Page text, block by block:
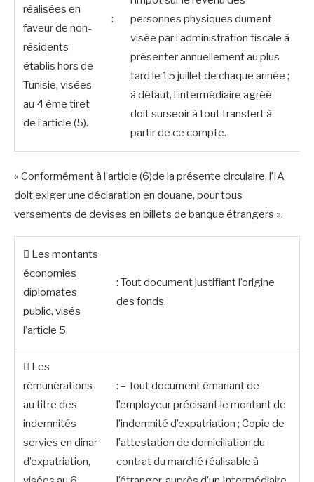
réalisées en
faveur de non-
résidents
établis hors de
Tunisie, visées
au 4 ème tiret
de l’article (5).
:
personnes physiques dument
visée par l’administration fiscale à
présenter annuellement au plus
tard le 15 juillet de chaque année ;
à défaut, l’intermédiaire agréé
doit surseoir à tout transfert à
partir de ce compte.
« Conformément à l’article (6)de la présente circulaire, l’IA
doit exiger une déclaration en douane, pour tous
versements de devises en billets de banque étrangers ».
 Les montants
économies
diplomates
public, visés
l’article 5.
: Tout document justifiant l’origine
des fonds.
 Les
rémunérations
au titre des
indemnités
servies en dinar
d’expatriation,
: – Tout document émanant de
l’employeur précisant le montant de
l’indemnité d’expatriation ; Copie de
l’attestation de domiciliation du
contrat du marché réalisable à